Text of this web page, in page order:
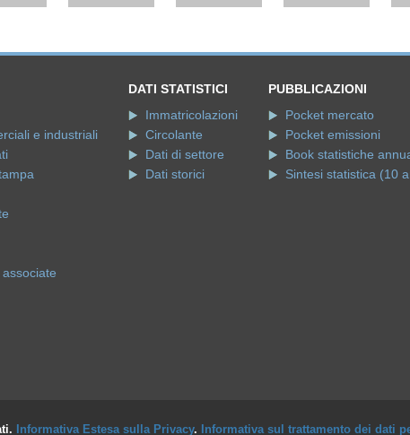
e industriali
DATI STATISTICI
Immatricolazioni
Circolante
Dati di settore
Dati storici
PUBBLICAZIONI
Pocket mercato
Pocket emissioni
Book statistiche
Sintesi statistica (10
Informativa Estesa sulla Privacy. Informativa sul trattamento dei dati